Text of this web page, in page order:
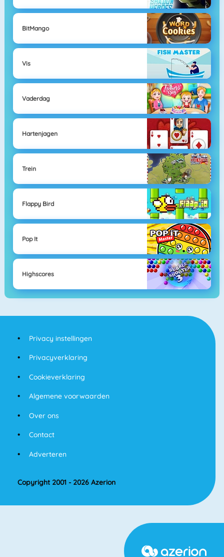
BitMango
Vis
Vaderdag
Hartenjagen
Trein
Flappy Bird
Pop It
Highscores
Privacy instellingen
Privacyverklaring
Cookieverklaring
Algemene voorwaarden
Over ons
Contact
Adverteren
Copyright 2001 - 2026 Azerion